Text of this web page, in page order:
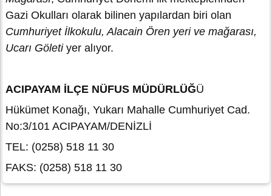
Gazi Okulları olarak bilinen yapılardan biri olan
Cumhuriyet İlkokulu, Alacain Ören yeri ve mağarası,
Ucarı Göleti yer alıyor.
ACIPAYAM İLÇE NÜFUS MÜDÜRLÜĞÜ
Hükümet Konağı, Yukarı Mahalle Cumhuriyet Cad.
No:3/101 ACIPAYAM/DENİZLİ
TEL: (0258) 518 11 30
FAKS: (0258) 518 11 30